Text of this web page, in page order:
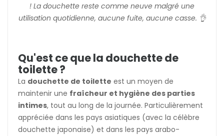
! La douchette reste comme neuve malgré une
utilisation quotidienne, aucune fuite, aucune casse. 👌
Qu'est ce que la douchette de
toilette ?
La douchette de toilette est un moyen de
maintenir une fraîcheur et hygiène des parties
intimes, tout au long de la journée. Particulièrement
appréciée dans les pays asiatiques (avec la célèbre
douchette japonaise) et dans les pays arabo-